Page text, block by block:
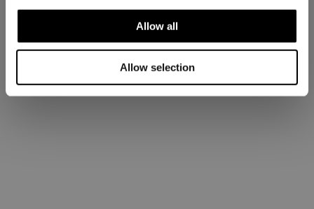
Allow all
Allow selection